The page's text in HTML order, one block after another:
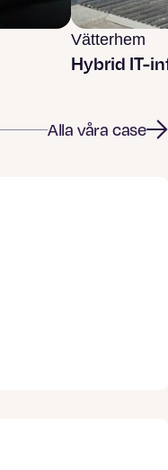
Vätterhem
Hybrid IT-
Alla våra case